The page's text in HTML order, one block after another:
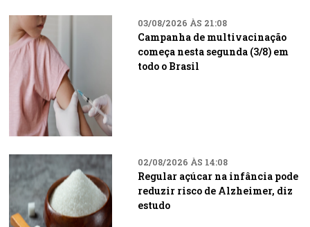
03/08/2026 ÀS 21:08
Campanha de multivacinação
começa nesta segunda (3/8) em
todo o Brasil
02/08/2026 ÀS 14:08
Regular açúcar na infância pode
reduzir risco de Alzheimer, diz
estudo